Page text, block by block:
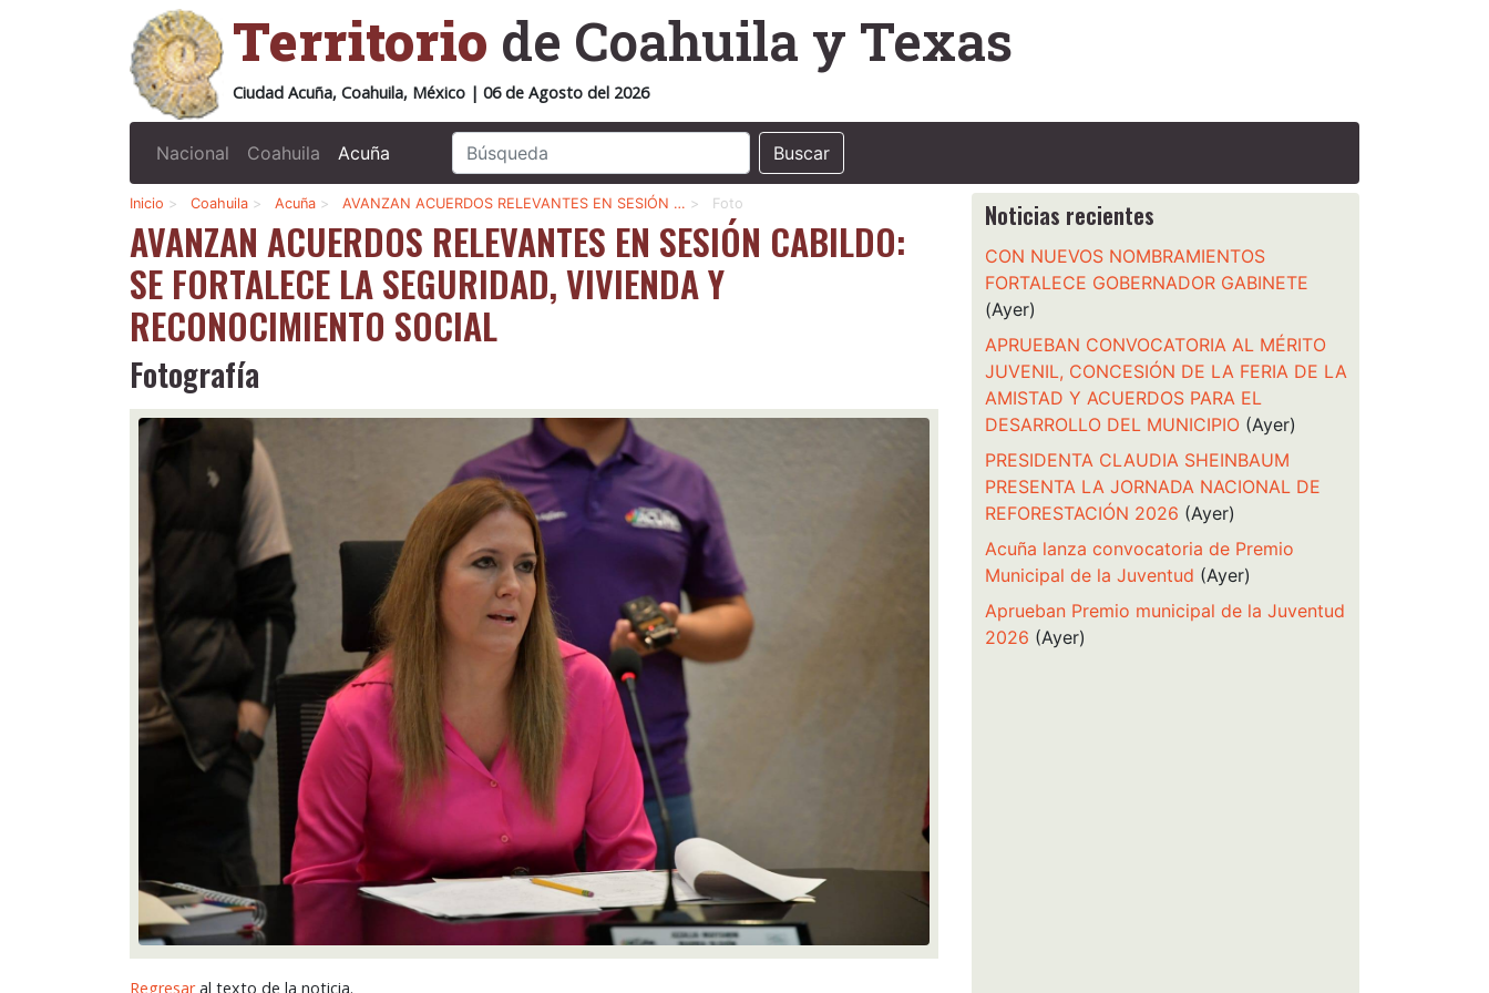
Territorio de Coahuila y Texas
Ciudad Acuña, Coahuila, México | 06 de Agosto del 2026
Nacional Coahuila Acuña Buscar
Inicio > Coahuila > Acuña > AVANZAN ACUERDOS RELEVANTES EN SESIÓN … > Foto
AVANZAN ACUERDOS RELEVANTES EN SESIÓN CABILDO:
SE FORTALECE LA SEGURIDAD, VIVIENDA Y
RECONOCIMIENTO SOCIAL
Fotografía
Regresaral texto de la noticia.
Noticias recientes
CON NUEVOS NOMBRAMIENTOS
FORTALECE GOBERNADOR GABINETE
(Ayer)
APRUEBAN CONVOCATORIA AL MÉRITO
JUVENIL, CONCESIÓN DE LA FERIA DE LA
AMISTAD Y ACUERDOS PARA EL
DESARROLLO DEL MUNICIPIO (Ayer)
PRESIDENTA CLAUDIA SHEINBAUM
PRESENTA LA JORNADA NACIONAL DE
REFORESTACIÓN 2026 (Ayer)
Acuña lanza convocatoria de Premio
Municipal de la Juventud (Ayer)
Aprueban Premio municipal de la Juventud
2026 (Ayer)